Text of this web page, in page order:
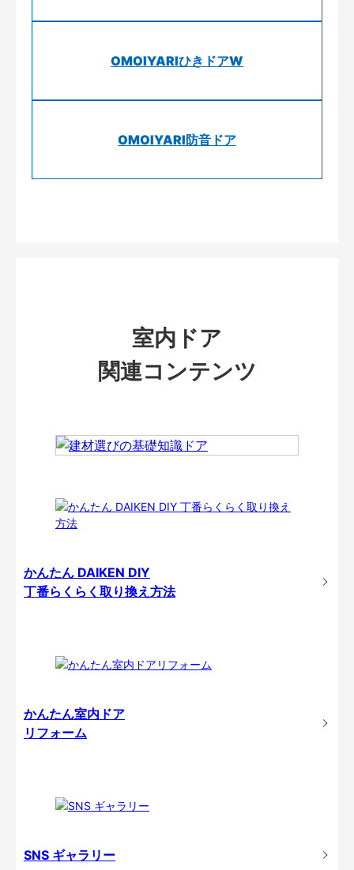
OMOIYARIひきドアW
OMOIYARI防音ドア
室内ドア
関連コンテンツ
かんたん DAIKEN DIY
丁番らくらく取り換え方法
かんたん室内ドア
リフォーム
SNS ギャラリー